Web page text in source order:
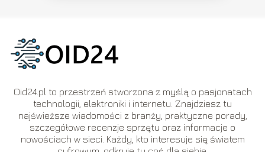
Oid24.pl to przestrzeń stworzona z myślą o pasjonatach
technologii, elektroniki i internetu. Znajdziesz tu
najświeższe wiadomości z branży, praktyczne porady,
szczegółowe recenzje sprzętu oraz informacje o
nowościach w sieci. Każdy, kto interesuje się światem